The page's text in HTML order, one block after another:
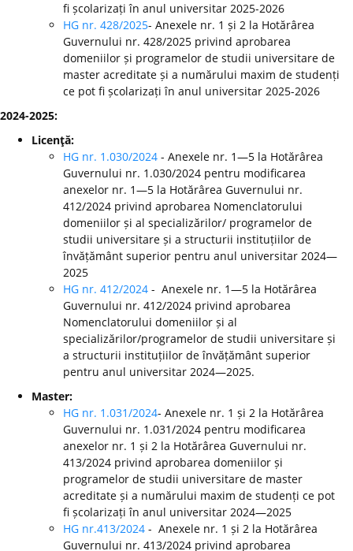
fi școlarizați în anul universitar 2025-2026
HG nr. 428/2025- Anexele nr. 1 și 2 la Hotărârea
Guvernului nr. 428/2025 privind aprobarea
domeniilor și programelor de studii universitare de
master acreditate și a numărului maxim de studenți
ce pot fi școlarizați în anul universitar 2025-2026
2024-2025:
Licenţă:
HG nr. 1.030/2024 - Anexele nr. 1—5 la Hotărârea
Guvernului nr. 1.030/2024 pentru modificarea
anexelor nr. 1—5 la Hotărârea Guvernului nr.
412/2024 privind aprobarea Nomenclatorului
domeniilor și al specializărilor/ programelor de
studii universitare și a structurii instituțiilor de
învățământ superior pentru anul universitar 2024—
2025
HG nr. 412/2024 - Anexele nr. 1—5 la Hotărârea
Guvernului nr. 412/2024 privind aprobarea
Nomenclatorului domeniilor și al
specializărilor/programelor de studii universitare și
a structurii instituțiilor de învățământ superior
pentru anul universitar 2024—2025.
Master:
HG nr. 1.031/2024- Anexele nr. 1 și 2 la Hotărârea
Guvernului nr. 1.031/2024 pentru modificarea
anexelor nr. 1 și 2 la Hotărârea Guvernului nr.
413/2024 privind aprobarea domeniilor și
programelor de studii universitare de master
acreditate și a numărului maxim de studenți ce pot
fi școlarizați în anul universitar 2024—2025
HG nr.413/2024 - Anexele nr. 1 și 2 la Hotărârea
Guvernului nr. 413/2024 privind aprobarea